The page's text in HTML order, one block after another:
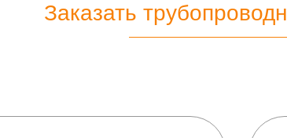
Заказать